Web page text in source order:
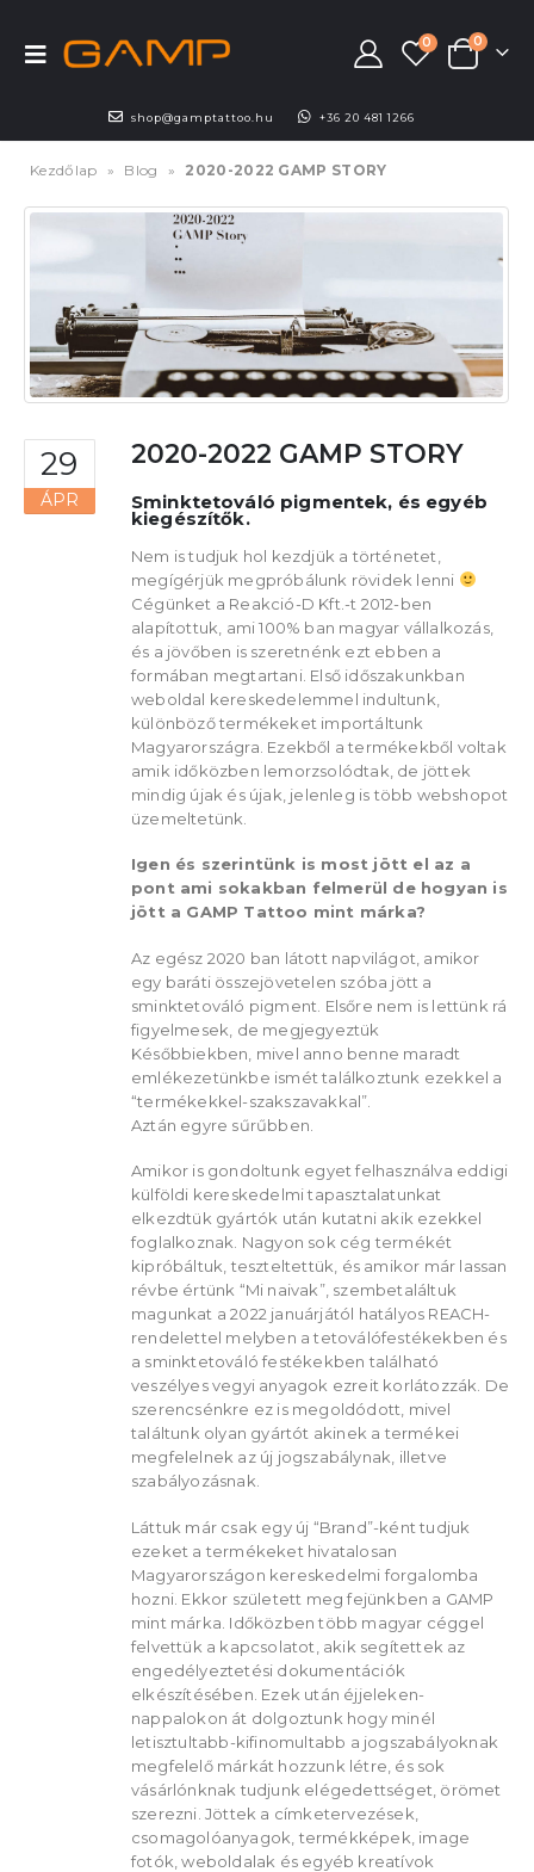
0 0
shop@gamptattoo.hu +36 20 481 1266
Kezdőlap » Blog » 2020-2022 GAMP STORY
29
ÁPR
2020-2022 GAMP STORY
Sminktetováló pigmentek, és egyéb
kiegészítők.
Nem is tudjuk hol kezdjük a történetet,
megígérjük megpróbálunk rövidek lenni
Cégünket a Reakció-D Kft.-t 2012-ben
alapítottuk, ami 100% ban magyar vállalkozás,
és a jövőben is szeretnénk ezt ebben a
formában megtartani. Első időszakunkban
weboldal kereskedelemmel indultunk,
különböző termékeket importáltunk
Magyarországra. Ezekből a termékekből voltak
amik időközben lemorzsolódtak, de jöttek
mindig újak és újak, jelenleg is több webshopot
üzemeltetünk.
Igen és szerintünk is most jött el az a
pont ami sokakban felmerül de hogyan is
jött a GAMP Tattoo mint márka?
Az egész 2020 ban látott napvilágot, amikor
egy baráti összejövetelen szóba jött a
sminktetováló pigment. Elsőre nem is lettünk rá
figyelmesek, de megjegyeztük
Későbbiekben, mivel anno benne maradt
emlékezetünkbe ismét találkoztunk ezekkel a
“termékekkel-szakszavakkal”.
Aztán egyre sűrűbben.
Amikor is gondoltunk egyet felhasználva eddigi
külföldi kereskedelmi tapasztalatunkat
elkezdtük gyártók után kutatni akik ezekkel
foglalkoznak. Nagyon sok cég termékét
kipróbáltuk, teszteltettük, és amikor már lassan
révbe értünk “Mi naivak”, szembetaláltuk
magunkat a 2022 januárjától hatályos REACH-
rendelettel melyben a tetoválófestékekben és
a sminktetováló festékekben található
veszélyes vegyi anyagok ezreit korlátozzák. De
szerencsénkre ez is megoldódott, mivel
találtunk olyan gyártót akinek a termékei
megfelelnek az új jogszabálynak, illetve
szabályozásnak.
Láttuk már csak egy új “Brand”-ként tudjuk
ezeket a termékeket hivatalosan
Magyarországon kereskedelmi forgalomba
hozni. Ekkor született meg fejünkben a GAMP
mint márka. Időközben több magyar céggel
felvettük a kapcsolatot, akik segítettek az
engedélyeztetési dokumentációk
elkészítésében. Ezek után éjjeleken-
nappalokon át dolgoztunk hogy minél
letisztultabb-kifinomultabb a jogszabályoknak
megfelelő márkát hozzunk létre, és sok
vásárlónknak tudjunk elégedettséget, örömet
szerezni. Jöttek a címketervezések,
csomagolóanyagok, termékképek, image
fotók, weboldalak és egyéb kreatívok